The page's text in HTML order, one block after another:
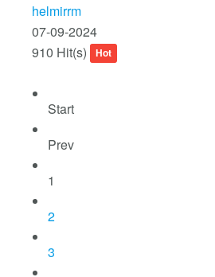
helmirrm
07-09-2024
910 Hit(s)
Hot
Start
Prev
1
2
3